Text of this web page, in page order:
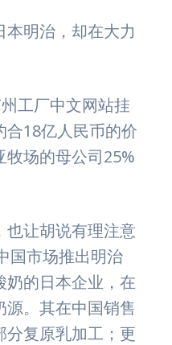
明治，却在大力
工厂中文网站挂
合18亿人民币的价
场的母公司25%
也让胡说有理注意
国市场推出明治
奶的日本企业，在
。其在中国销售
分复原乳加工；更